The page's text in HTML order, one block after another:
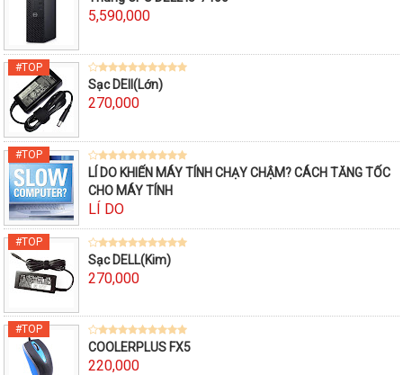
5,590,000
Sạc DEll(Lớn)
270,000
LÍ DO KHIẾN MÁY TÍNH CHẠY CHẬM? CÁCH TĂNG TỐC
CHO MÁY TÍNH
LÍ DO
Sạc DELL(Kim)
270,000
COOLERPLUS FX5
220,000